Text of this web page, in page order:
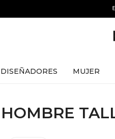
DISEÑADORES MUJER